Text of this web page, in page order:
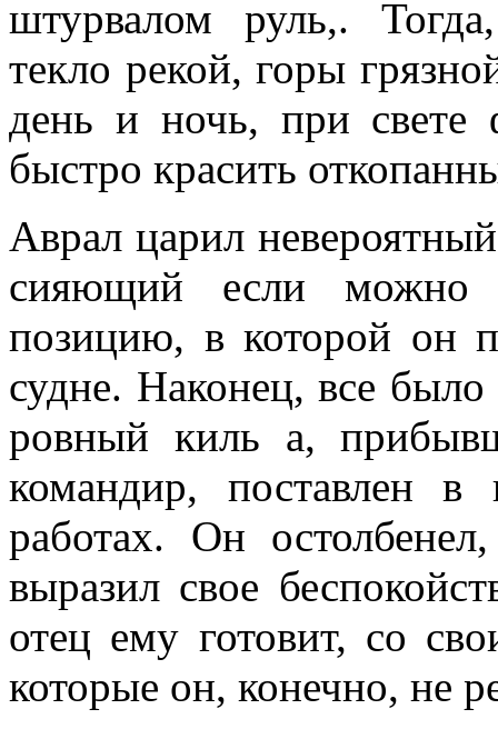
штурвалом руль,.
текло рекой, горы
день и ночь, при свете
быстро красить
Аврал царил
сияющий если можно
позицию, в которой он
судне. Наконец, все
ров­ный киль а,
командир, поставлен в
работах. Он
выразил свое
отец ему готовит, со
которые он, конечно, не